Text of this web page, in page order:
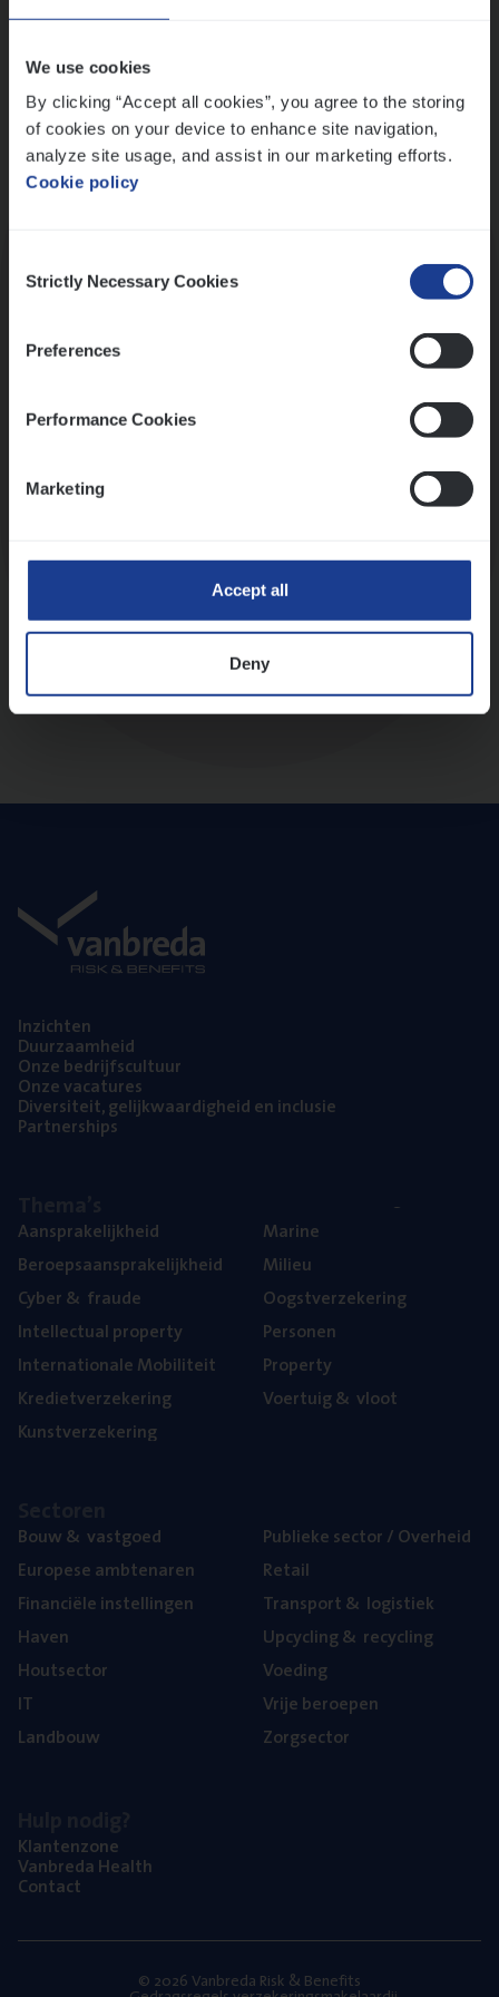
We use cookies
By clicking “Accept all cookies”, you agree to the storing
of cookies on your device to enhance site navigation,
analyze site usage, and assist in our marketing efforts.
Cookie policy
Selection
Strictly Necessary Cookies
Preferences
Performance Cookies
Marketing
Accept all
Deny
Inzich­ten
Duur­zaam­heid
Onze bedrijfs­cul­tuur
Onze vaca­tu­res
Diver­si­teit, gelijk­waar­dig­heid en inclusie
Part­ner­ships
Aan­spra­ke­lijk­heid
Beroeps­aan­spra­ke­lijk­heid
Cyber& fraude
Intel­lec­tu­al property
Inter­na­ti­o­na­le Mobiliteit
Kre­diet­ver­ze­ke­ring
Kunst­ver­ze­ke­ring
Mari­ne
Mili­eu
Oogst­ver­ze­ke­ring
Per­so­nen
Pro­per­ty
Voer­tuig& vloot
Bouw& vastgoed
Euro­pe­se ambtenaren
Finan­ci­ë­le instellingen
Haven
Hout­sec­tor
IT
Land­bouw
Publie­ke sec­tor / Overheid
Retail
Trans­port& logistiek
Upcy­cling& recycling
Voe­ding
Vrije beroe­pen
Zorg­sec­tor
Klan­ten­zo­ne
Van­b­re­da Health
Con­tact
© 2026 Vanbreda Risk & Benefits